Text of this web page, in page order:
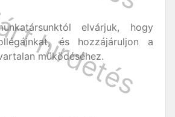
elvárjuk, hogy
és hozzájáruljon a
működéséhez.